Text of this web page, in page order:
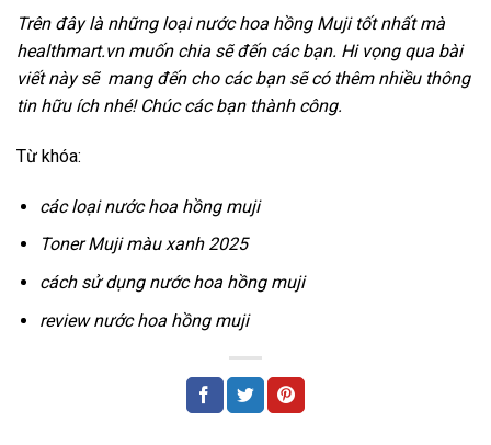
Trên đây là những loại nước hoa hồng Muji tốt nhất mà
healthmart.vn muốn chia sẽ đến các bạn. Hi vọng qua bài
viết này sẽ mang đến cho các bạn sẽ có thêm nhiều thông
tin hữu ích nhé! Chúc các bạn thành công.
Từ khóa:
các loại nước hoa hồng muji
Toner Muji màu xanh 2025
cách sử dụng nước hoa hồng muji
review nước hoa hồng muji